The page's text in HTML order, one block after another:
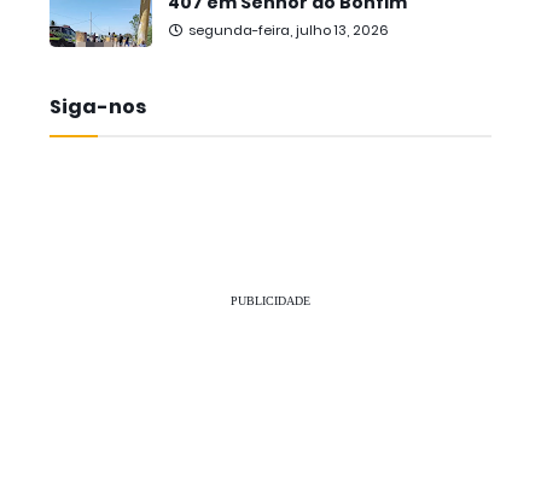
segunda-feira, julho 13, 2026
Siga-nos
PUBLICIDADE